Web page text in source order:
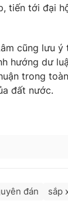
báo VTV
báo in và báo
Thủy
Nguyễn Thị Mỹ
tiến tới đại
cũng lưu
hướng dư
trong
đất nước.
đán sắp